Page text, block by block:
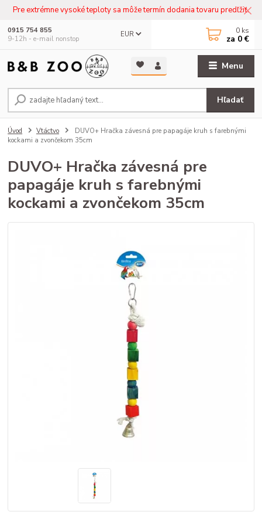
Pre extrémne vysoké teploty sa môže termín dodania tovaru predľžiť.
Menu
EUR
Hľadať
0915 754 855
9-12h - e-mail nonstop
0 ks
za 0 €
Úvod Vtáctvo
DUVO+ Hračka závesná pre papagáje kruh s farebnými
kockami a zvončekom 35cm
DUVO+ Hračka závesná pre
papagáje kruh s farebnými
kockami a zvončekom 35cm